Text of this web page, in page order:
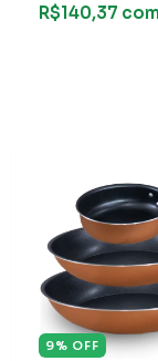
R$140,37 com
9% OFF